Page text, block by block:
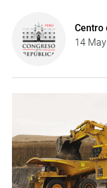
Centro
14